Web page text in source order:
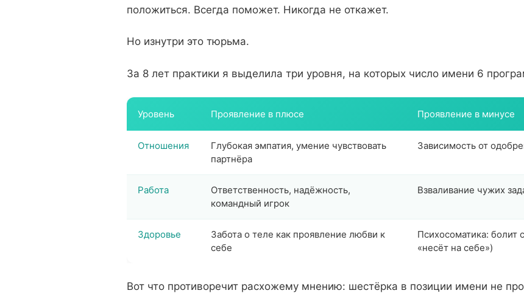
положиться. Всегда поможет. Никогда не откажет.
Но изнутри это тюрьма.
За 8 лет практики я выделила три уровня, на которых число имени 6
Уровень Проявление в плюсе Проявление в минусе
Отношения
Глубокая эмпатия, умение чувствовать
партнёра
Зависимость от
Работа
Ответственность, надёжность,
командный игрок
Взваливание чужих
Здоровье
Забота о теле как проявление любви к
себе
Психосоматика: болит
«несёт на себе»)
Вот что противоречит расхожему мнению: шестёрка в позиции имени не